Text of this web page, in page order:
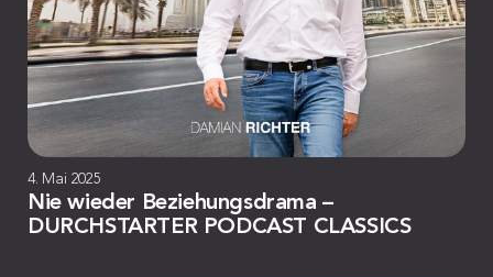
4. Mai 2025
Nie wieder Beziehungsdrama –
DURCHSTARTER PODCAST CLASSICS